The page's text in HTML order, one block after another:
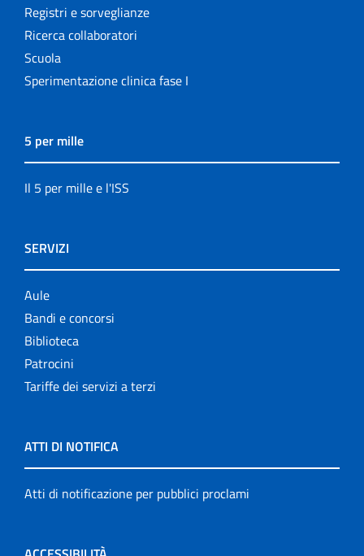
Registri e sorveglianze
Ricerca collaboratori
Scuola
Sperimentazione clinica fase I
5 per mille
Il 5 per mille e l'ISS
SERVIZI
Aule
Bandi e concorsi
Biblioteca
Patrocini
Tariffe dei servizi a terzi
ATTI DI NOTIFICA
Atti di notificazione per pubblici proclami